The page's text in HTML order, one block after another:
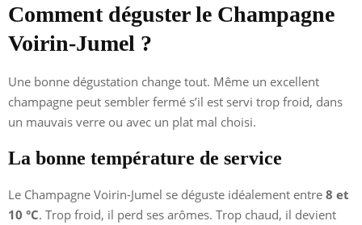
Comment déguster le Champagne
Voirin-Jumel ?
Une bonne dégustation change tout. Même un excellent
champagne peut sembler fermé s’il est servi trop froid, dans
un mauvais verre ou avec un plat mal choisi.
La bonne température de service
Le Champagne Voirin-Jumel se déguste idéalement entre 8 et
10 °C. Trop froid, il perd ses arômes. Trop chaud, il devient